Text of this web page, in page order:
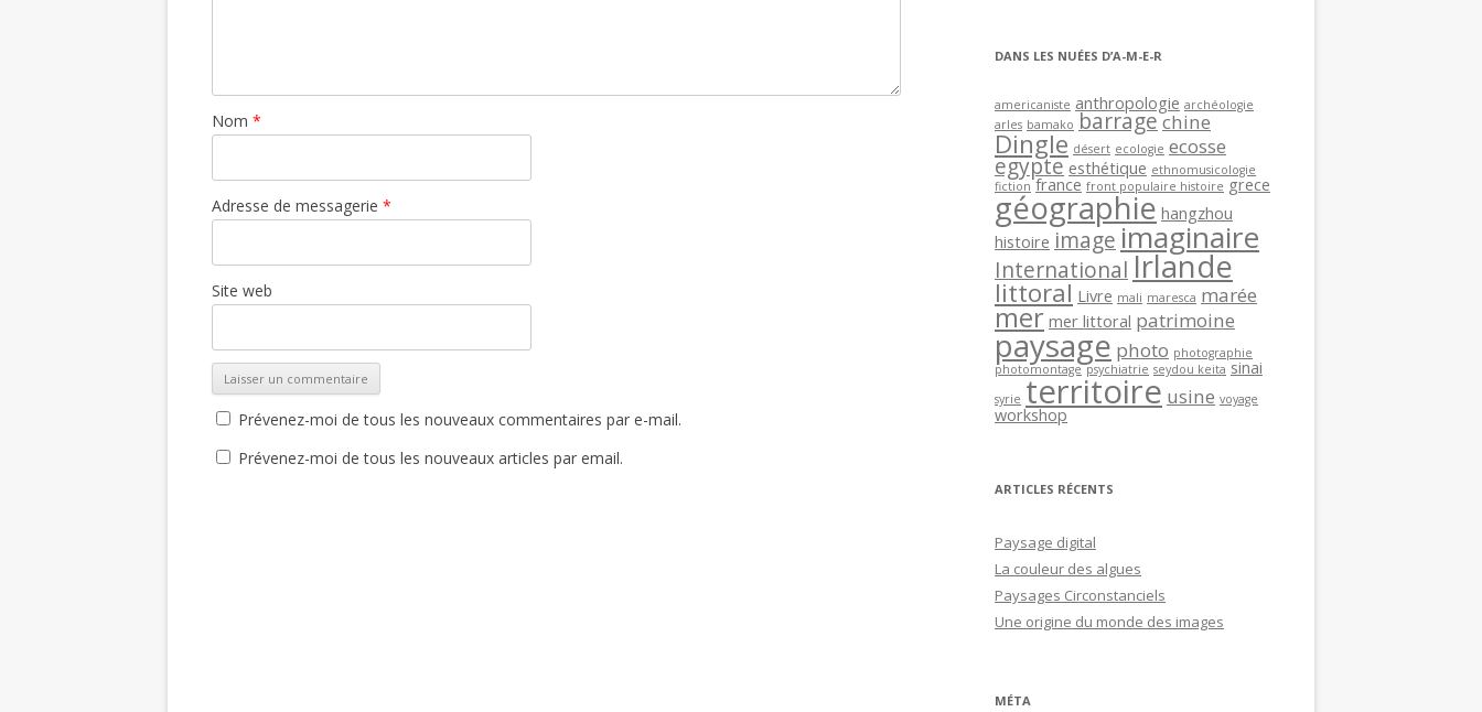
Nom *
Adresse de messagerie *
Site web
Prévenez-moi de tous les nouveaux commentaires par e-mail.
Prévenez-moi de tous les nouveaux articles par email.
DANS LES NUÉES D’A-M-E-R
americaniste anthropologie archéologie
arles bamako barrage chine
Dingle désert ecologie ecosse
egypte esthétique ethnomusicologie
fiction france front populaire histoire grece
géographie hangzhou
histoire imageimaginaire
InternationalIrlande
littoral Livre mali maresca marée
mer mer littoral patrimoine
paysage photo photographie
photomontage psychiatrie seydou keita sinai
syrie territoire usine voyage
workshop
ARTICLES RÉCENTS
Paysage digital
La couleur des algues
Paysages Circonstanciels
Une origine du monde des images
MÉTA